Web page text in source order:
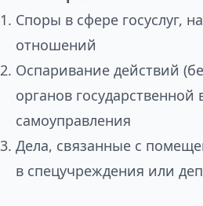
Споры в сфере госуслуг,
отношений
Оспаривание действий
органов государственной
самоуправления
Дела, связанные с
в спецучреждения или